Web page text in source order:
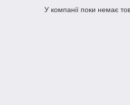
У компанії поки немає